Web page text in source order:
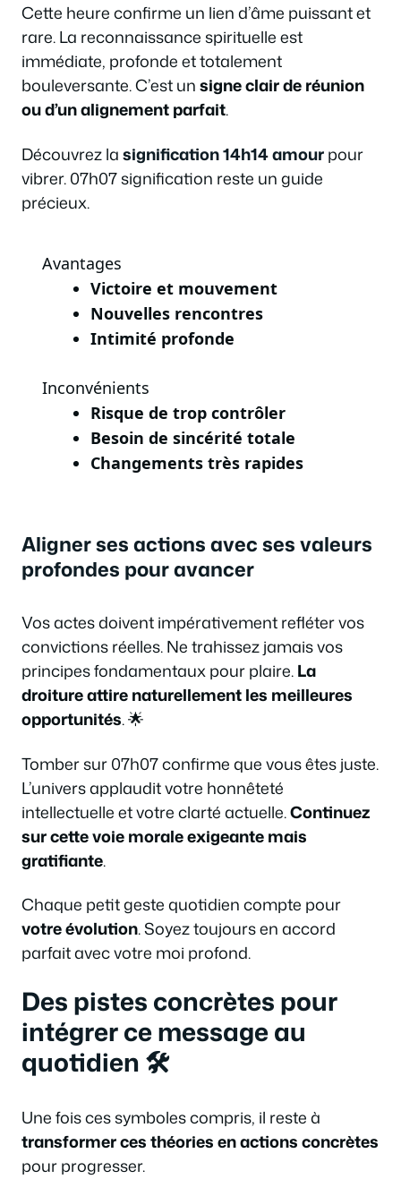
Cette heure confirme un lien d’âme puissant et
rare. La reconnaissance spirituelle est
immédiate, profonde et totalement
bouleversante. C’est unsigne clair de réunion
ou d’un alignement parfait.
Découvrez lasignification 14h14 amourpour
vibrer. 07h07 signification reste un guide
précieux.
Avantages
Victoire et mouvement
Nouvelles rencontres
Intimité profonde
Inconvénients
Risque de trop contrôler
Besoin de sincérité totale
Changements très rapides
Aligner ses actions avec ses valeurs
profondes pour avancer
Vos actes doivent impérativement refléter vos
convictions réelles. Ne trahissez jamais vos
principes fondamentaux pour plaire.La
droiture attire naturellement les meilleures
opportunités. 🌟
Tomber sur 07h07 confirme que vous êtes juste.
L’univers applaudit votre honnêteté
intellectuelle et votre clarté actuelle.Continuez
sur cette voie morale exigeante mais
gratifiante.
Chaque petit geste quotidien compte pour
votre évolution. Soyez toujours en accord
parfait avec votre moi profond.
Des pistes concrètes pour
intégrer ce message au
quotidien 🛠️
Une fois ces symboles compris, il reste à
transformer ces théories en actions concrètes
pour progresser.